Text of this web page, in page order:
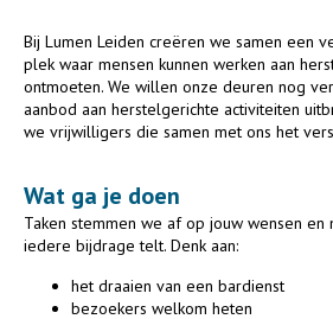
Bij Lumen Leiden creëren we samen een
plek waar mensen kunnen werken aan
ontmoeten. We willen onze deuren nog
aanbod aan herstelgerichte activiteiten
we vrijwilligers die samen met ons het
Wat ga je doen
Taken stemmen we af op jouw wensen en
iedere bijdrage telt. Denk aan:
het draaien van een bardienst
bezoekers welkom heten